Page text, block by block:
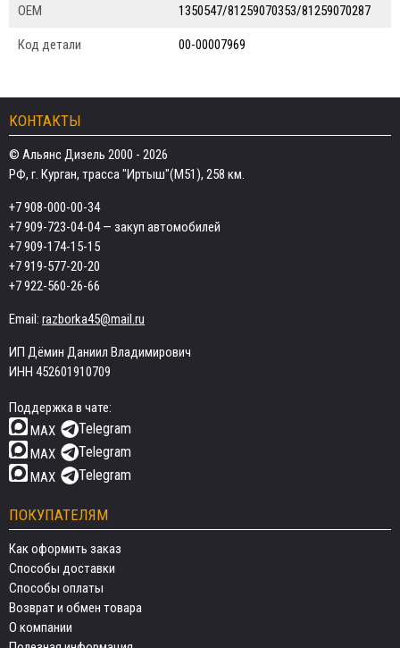
ОЕМ 1350547/81259070353/81259070287
Код детали 00-00007969
КОНТАКТЫ
© Альянс Дизель 2000 - 2026
РФ, г. Курган, трасса "Иртыш"(М51), 258 км.
+7 908-000-00-34
+7 909-723-04-04— закуп автомобилей
+7 909-174-15-15
+7 919-577-20-20
+7 922-560-26-66
Email: razborka45@mail.ru
ИП Дёмин Даниил Владимирович
ИНН 452601910709
Поддержка в чате:
MAX
Telegram
MAX Telegram
MAX Telegram
ПОКУПАТЕЛЯМ
Как оформить заказ
Способы доставки
Способы оплаты
Возврат и обмен товара
О компании